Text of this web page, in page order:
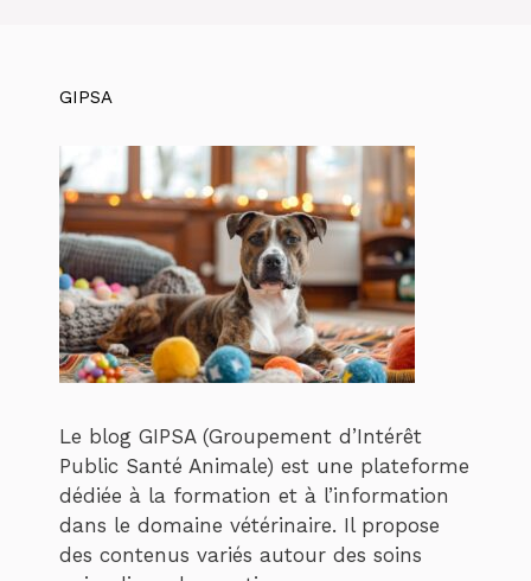
GIPSA
Le blog GIPSA (Groupement d’Intérêt
Public Santé Animale) est une plateforme
dédiée à la formation et à l’information
dans le domaine vétérinaire. Il propose
des contenus variés autour des soins